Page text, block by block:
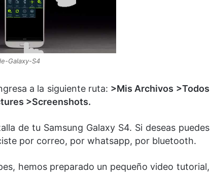
Galaxy-S4
a la siguiente ruta: >Mis Archivos >Todos
>Screenshots.
de tu Samsung Galaxy S4. Si deseas puedes
por correo, por whatsapp, por bluetooth.
hemos preparado un pequeño video tutorial,